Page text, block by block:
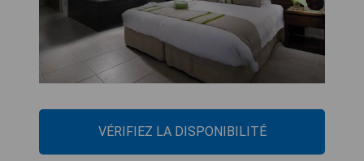
VÉRIFIEZ LA DISPONIBILITÉ